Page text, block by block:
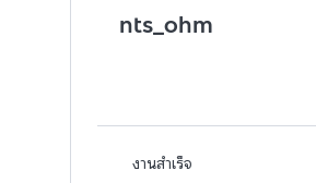
nts_ohm
งานสำเร็จ